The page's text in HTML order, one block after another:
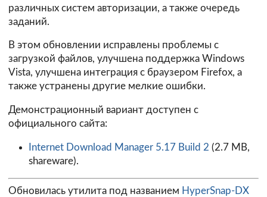
различных систем авторизации, а также очередь
заданий.
В этом обновлении исправлены проблемы с
загрузкой файлов, улучшена поддержка Windows
Vista, улучшена интеграция с браузером Firefox, а
также устранены другие мелкие ошибки.
Демонстрационный вариант доступен с
официального сайта:
Internet Download Manager 5.17 Build 2 (2.7 MB,
shareware).
Обновилась утилита под названием HyperSnap-DX